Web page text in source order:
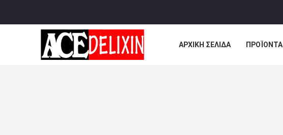
ΑΡΧΙΚΉ ΣΕΛΊΔΑ ΠΡΟΪΌΝΤΑ